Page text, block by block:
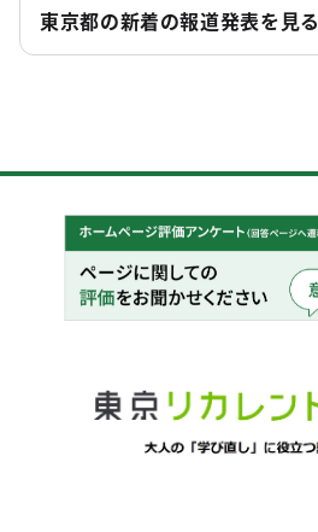
東京都の新着の報道発表を見る